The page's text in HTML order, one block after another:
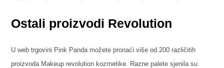
Ostali proizvodi Revolution
U web trgovini Pink Panda možete pronaći više od 200 različitih
proizvoda Makeup revolution kozmetike. Razne palete sjenila su